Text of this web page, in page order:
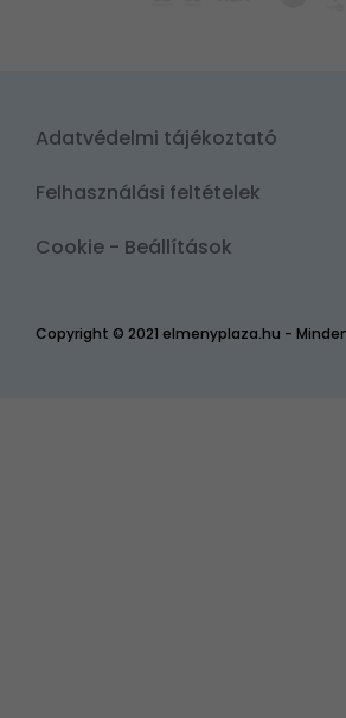
Copyright © 2021 elmenyplaza.hu -
Adatvédelmi tájékoztató
Felhasználási feltételek
Cookie - Beállítások